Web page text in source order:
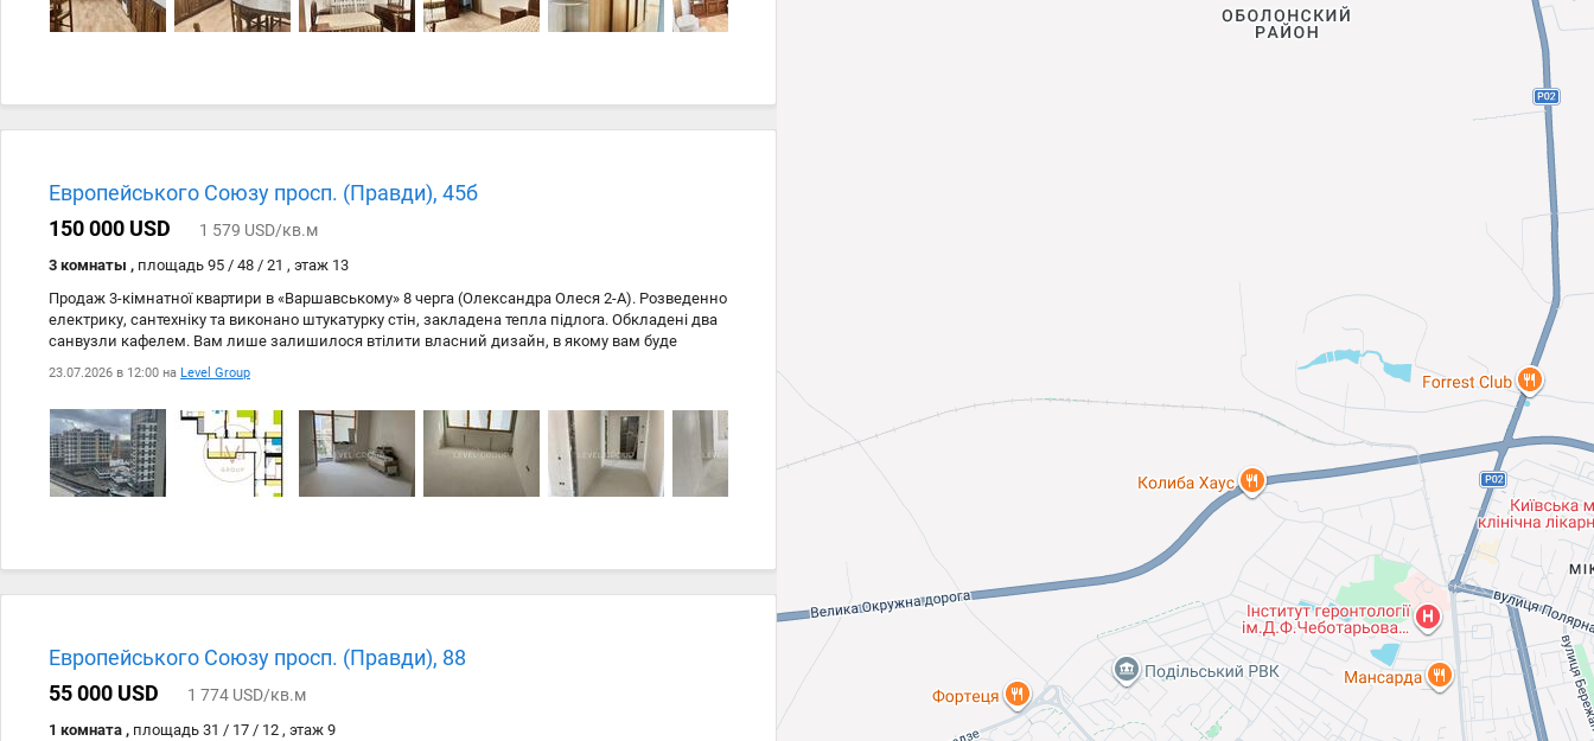
Европейського Союзу просп. (Правди), 45б
150 000 USD
1 579 USD/кв.м
3 комнаты , площадь 95 / 48 / 21 , этаж 13
Продаж 3-кімнатної квартири в «Варшавському» 8 черга (Олександра Олеся 2-А). Розведенно
електрику, сантехніку та виконано штукатурку стін, закладена тепла підлога. Обкладені два
санвузли кафелем. Вам лише залишилося втілити власний дизайн, в якому вам буде
затишно. Поруч є все для комфортного життя.
23.07.2026 в 12:00 на Level Group
Европейського Союзу просп. (Правди), 88
55 000 USD
1 774 USD/кв.м
1 комната , площадь 31 / 17 / 12 , этаж 9